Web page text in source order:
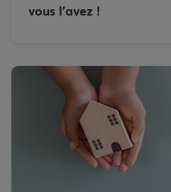
vous l’avez !